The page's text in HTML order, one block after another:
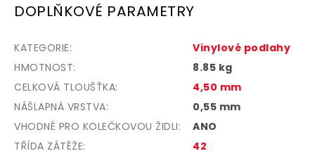
DOPLŇKOVÉ PARAMETRY
KATEGORIE:
Vinylové podlahy
HMOTNOST:
8.85 kg
CELKOVÁ TLOUŠŤKA:
4,50 mm
NÁŠLAPNÁ VRSTVA:
0,55 mm
VHODNÉ PRO KOLEČKOVOU ŽIDLI:
ANO
TŘÍDA ZÁTĚŽE:
42